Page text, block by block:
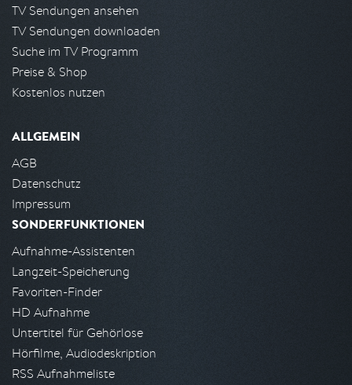
TV Sendungen ansehen
TV Sendungen downloaden
Suche im TV Programm
Preise & Shop
Kostenlos nutzen
ALLGEMEIN
AGB
Datenschutz
Impressum
SONDERFUNKTIONEN
Aufnahme-Assistenten
Langzeit-Speicherung
Favoriten-Finder
HD Aufnahme
Untertitel für Gehörlose
Hörfilme, Audiodeskription
RSS Aufnahmeliste